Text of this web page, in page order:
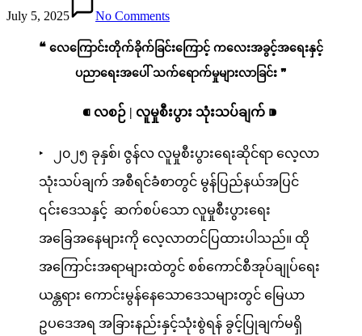
July 5, 2025 No Comments
❝ လေကြောင်းတိုက်ခိုက်ခြင်းကြောင့် ကလေးအခွင့်အရေးနှင့်
ပညာရေးအပေါ် သက်ရောက်မှုများလာခြင်း ❞
⁌ လစဉ် | လူမှုစီးပွား သုံးသပ်ချက် ⁍
‣ ၂၀၂၅ ခုနှစ်၊ ဇွန်လ လူမှုစီးပွားရေးဆိုင်ရာ လေ့လာ
သုံးသပ်ချက် အစီရင်ခံစာတွင် မွန်ပြည်နယ်အပြင်
၎င်းဒေသနှင့် ဆက်စပ်သော လူမှုစီးပွားရေး
အခြေအနေများကို လေ့လာတင်ပြထားပါသည်။ ထို
အကြောင်းအရာများထဲတွင် စစ်ကောင်စီအုပ်ချုပ်ရေး
ယန္တရား ကောင်းမွန်နေသောဒေသများတွင် မြေယာ
ဥပဒေအရ အခြားနည်းနှင့်သုံးစွဲရန် ခွင့်ပြုချက်မရှိ